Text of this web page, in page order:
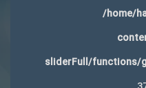
/home/
sliderFull/functions/